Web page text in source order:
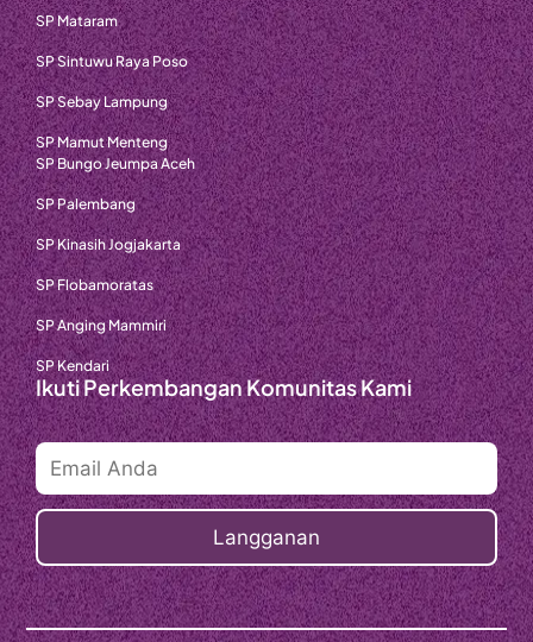
SP Mataram
SP Sintuwu Raya Poso
SP Sebay Lampung
SP Mamut Menteng
SP Bungo Jeumpa Aceh
SP Palembang
SP Kinasih Jogjakarta
SP Flobamoratas
SP Anging Mammiri
SP Kendari
Ikuti Perkembangan Komunitas Kami